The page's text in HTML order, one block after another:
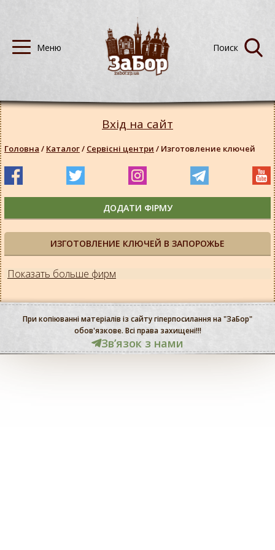
ИЗГОТОВЛЕНИЕ КЛЮЧЕЙ В ЗАПОРОЖЬЕ
Показать больше фирм
Вхід на сайт
Головна / Каталог/ Сервісні центри / Изготовление ключей
ДОДАТИ ФІРМУ
При копіюванні матеріалів із сайту гіперпосилання на "ЗаБор"
обов'язкове. Всі права захищені!!!
Звʼязок з нами